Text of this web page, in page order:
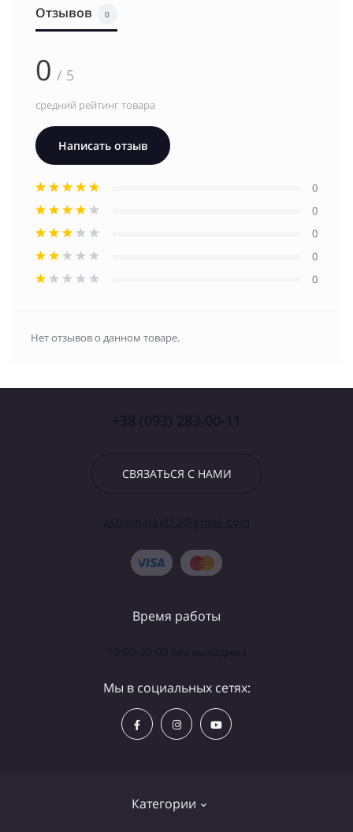
Отзывов 0
0 / 5
средний рейтинг товара
Написать отзыв
0
0
0
0
0
Нет отзывов о данном товаре.
СВЯЗАТЬСЯ С НАМИ
Категории
Время работы
Мы в социальных сетях: